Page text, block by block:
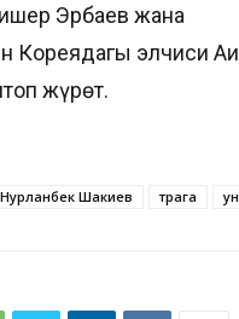
Эрбаев жана
Кореядагы элчиси
жүрөт.
Нурланбек Шакиев төрага